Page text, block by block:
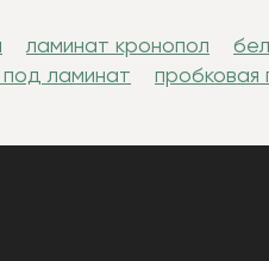
ламинат кронопол
ламинат
пробковая